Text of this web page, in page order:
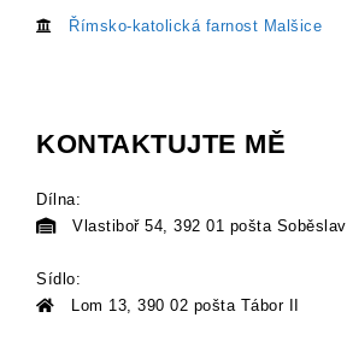
Římsko-katolická farnost Malšice
KONTAKTUJTE MĚ
Dílna:
Vlastiboř 54, 392 01 pošta Soběslav
Sídlo:
Lom 13, 390 02 pošta Tábor II